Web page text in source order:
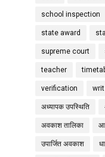
school inspection
state award
supreme court
teacher
verification writ
अध्यापक उपस्थिति
अवकाश तालिका
उपार्जित अवकाश